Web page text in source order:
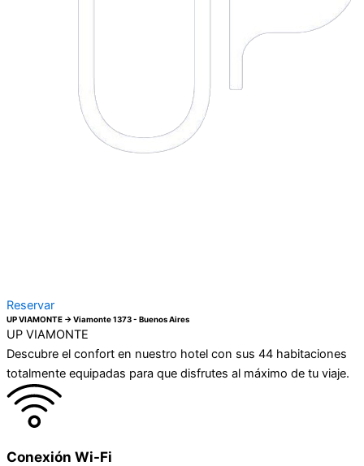
Reservar
UP VIAMONTE → Viamonte 1373 - Buenos Aires
UP VIAMONTE
Descubre el confort en nuestro hotel con sus 44 habitaciones
totalmente equipadas para que disfrutes al máximo de tu viaje.
Conexión Wi-Fi